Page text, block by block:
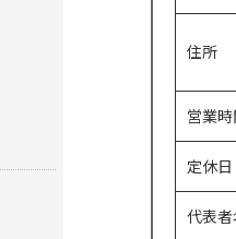
住所
営業
定休日
代表者